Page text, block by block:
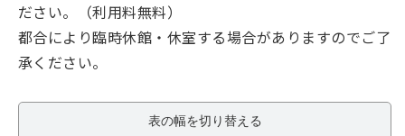
ださい。（利用料無料）
都合により臨時休館・休室する場合がありますのでご了
承ください。
表の幅を切り替える